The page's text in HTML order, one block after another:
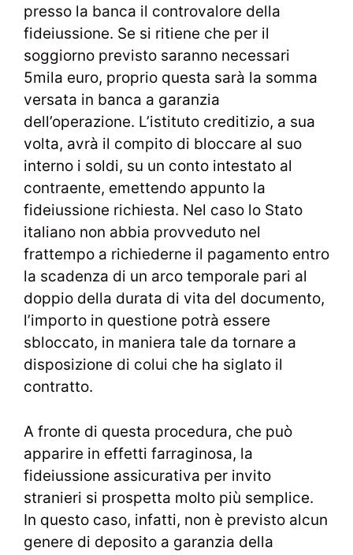
presso la banca il controvalore della
fideiussione. Se si ritiene che per il
soggiorno previsto saranno necessari
5mila euro, proprio questa sarà la somma
versata in banca a garanzia
dell’operazione. L’istituto creditizio, a sua
volta, avrà il compito di bloccare al suo
interno i soldi, su un conto intestato al
contraente, emettendo appunto la
fideiussione richiesta. Nel caso lo Stato
italiano non abbia provveduto nel
frattempo a richiederne il pagamento entro
la scadenza di un arco temporale pari al
doppio della durata di vita del documento,
l’importo in questione potrà essere
sbloccato, in maniera tale da tornare a
disposizione di colui che ha siglato il
contratto.
A fronte di questa procedura, che può
apparire in effetti farraginosa, la
fideiussione assicurativa per invito
stranieri si prospetta molto più semplice.
In questo caso, infatti, non è previsto alcun
genere di deposito a garanzia della